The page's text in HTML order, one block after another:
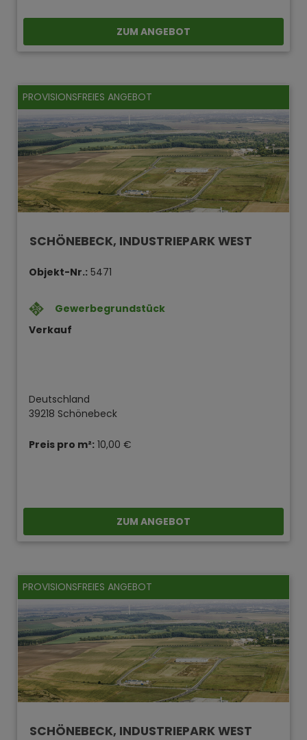
ZUM ANGEBOT
PROVISIONSFREIES ANGEBOT
SCHÖNEBECK, INDUSTRIEPARK WEST
Objekt-Nr.: 5471
Gewerbegrundstück
Verkauf
Deutschland
39218 Schönebeck
Preis pro m²: 10,00 €
ZUM ANGEBOT
PROVISIONSFREIES ANGEBOT
SCHÖNEBECK, INDUSTRIEPARK WEST